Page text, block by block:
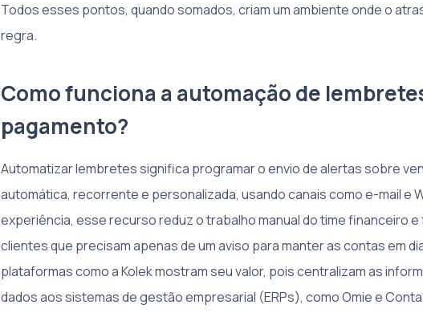
Todos esses pontos, quando somados, criam um ambiente onde o
regra.
Como funciona a automação de
pagamento?
Automatizar lembretes significa programar o envio de alertas sobre
automática, recorrente e personalizada, usando canais como e-mail e
experiência, esse recurso reduz o trabalho manual do time financeiro e
clientes que precisam apenas de um aviso para manter as contas em
plataformas como a Kolek mostram seu valor, pois centralizam as
dados aos sistemas de gestão empresarial (ERPs), como Omie e